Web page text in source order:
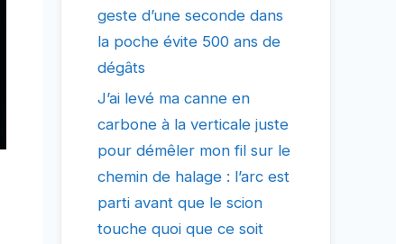
geste d’une seconde dans
la poche évite 500 ans de
dégâts
J’ai levé ma canne en
carbone à la verticale juste
pour démêler mon fil sur le
chemin de halage : l’arc est
parti avant que le scion
touche quoi que ce soit